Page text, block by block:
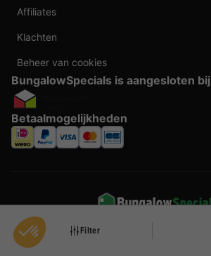
Filter
Affiliates
Klachten
Beheer van cookies
BungalowSpecials is aangesloten bij
Betaalmogelijkheden